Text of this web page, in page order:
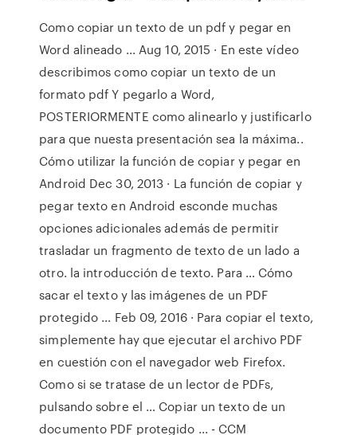
Como copiar un texto de un pdf y pegar en
Word alineado ... Aug 10, 2015 · En este vídeo
describimos como copiar un texto de un
formato pdf Y pegarlo a Word,
POSTERIORMENTE como alinearlo y justificarlo
para que nuesta presentación sea la máxima..
Cómo utilizar la función de copiar y pegar en
Android Dec 30, 2013 · La función de copiar y
pegar texto en Android esconde muchas
opciones adicionales además de permitir
trasladar un fragmento de texto de un lado a
otro. la introducción de texto. Para … Cómo
sacar el texto y las imágenes de un PDF
protegido ... Feb 09, 2016 · Para copiar el texto,
simplemente hay que ejecutar el archivo PDF
en cuestión con el navegador web Firefox.
Como si se tratase de un lector de PDFs,
pulsando sobre el … Copiar un texto de un
documento PDF protegido ... - CCM